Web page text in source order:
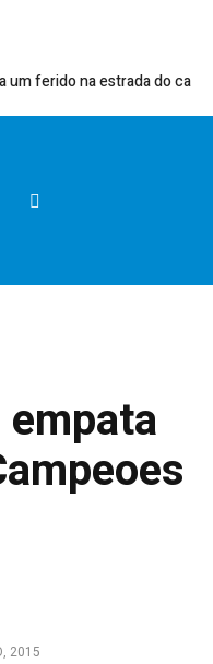
ferido na estrada do campo
2015